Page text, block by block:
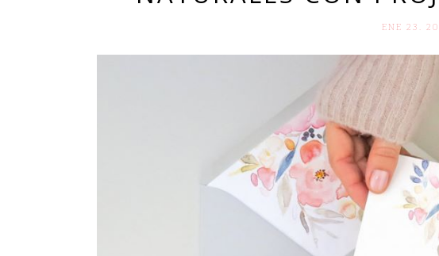
ENE 23.